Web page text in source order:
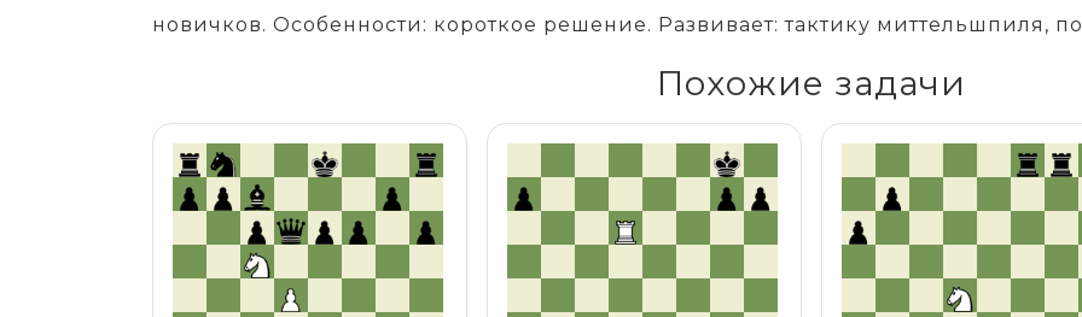
новичков. Особенности: короткое решение. Развивает: тактику миттельшпиля,
Похожие задачи